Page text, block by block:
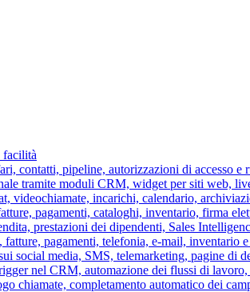
facilità
contatti, pipeline, autorizzazioni di accesso e
tramite moduli CRM, widget per siti web,
videochiamate, incarichi, calendario,
pagamenti, cataloghi, inventario, firma
prestazioni dei dipendenti, Sales
fatture, pagamenti, telefonia, e-mail, inventario
social media, SMS, telemarketing, pagine di
nel CRM, automazione dei flussi di
chiamate, completamento automatico dei